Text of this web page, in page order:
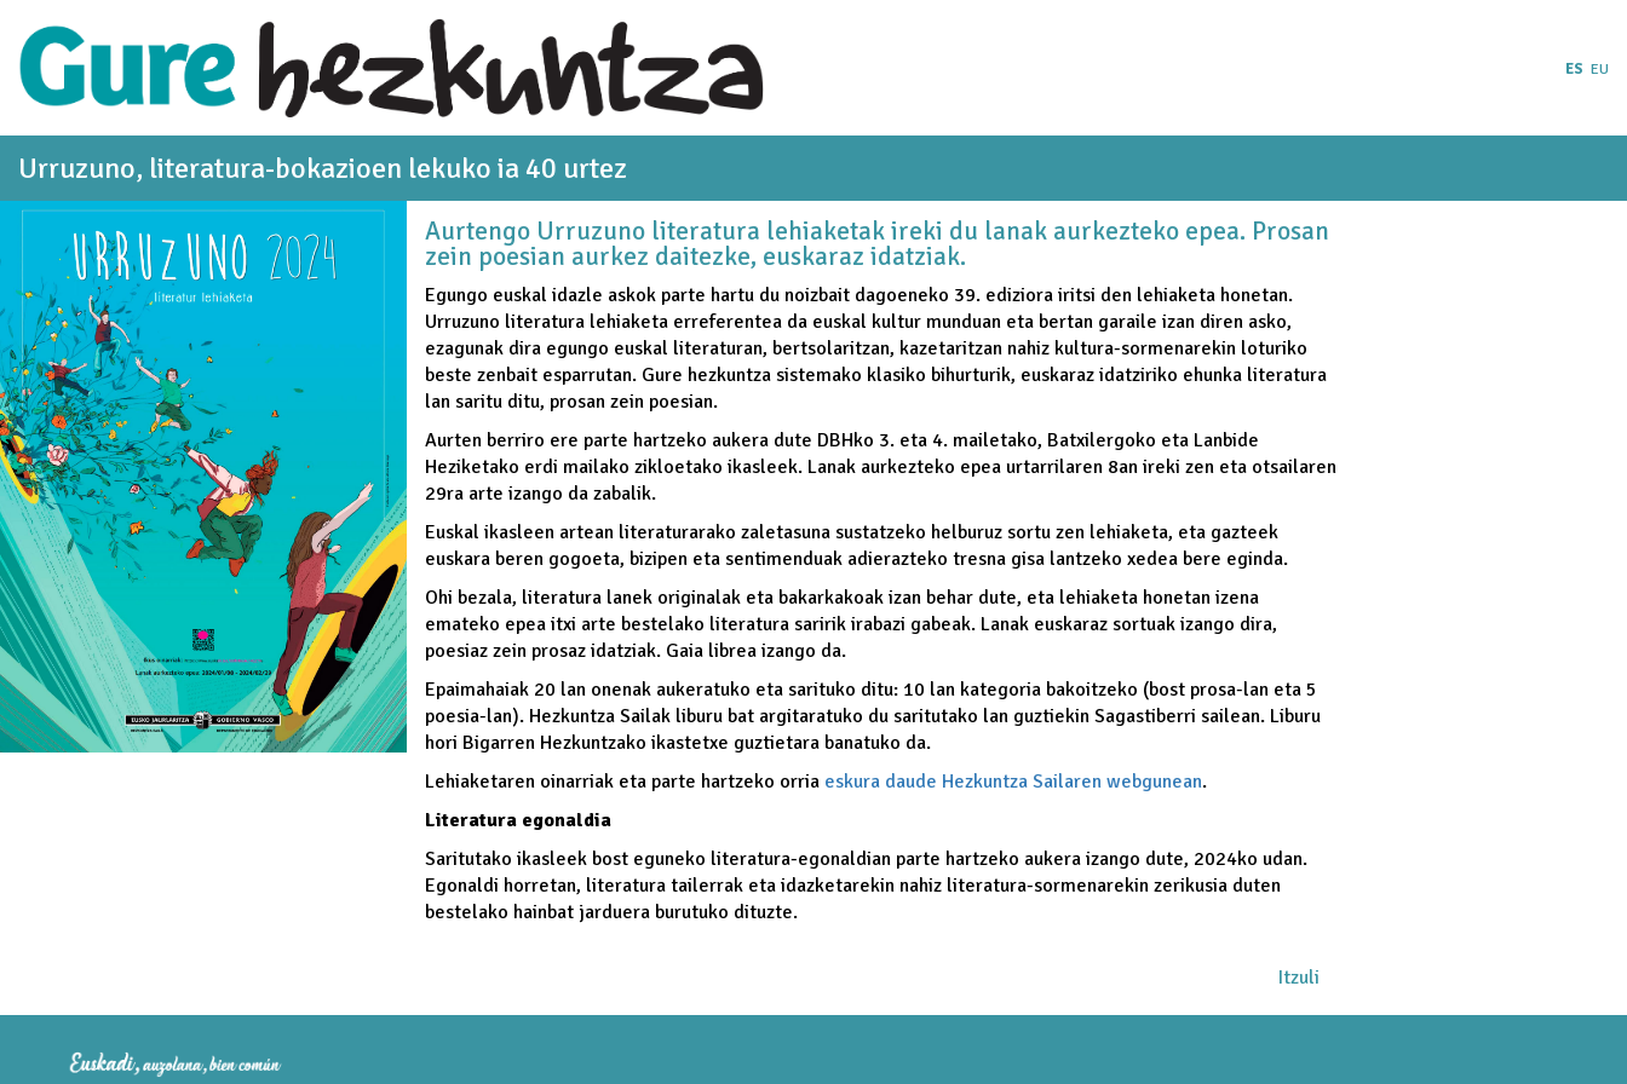
ES EU
Urruzuno, literatura-bokazioen lekuko ia 40 urtez
Aurtengo Urruzuno literatura lehiaketak ireki du lanak aurkezteko epea. Prosan
zein poesian aurkez daitezke, euskaraz idatziak.
Egungo euskal idazle askok parte hartu du noizbait dagoeneko 39. ediziora iritsi den lehiaketa honetan.
Urruzuno literatura lehiaketa erreferentea da euskal kultur munduan eta bertan garaile izan diren asko,
ezagunak dira egungo euskal literaturan, bertsolaritzan, kazetaritzan nahiz kultura-sormenarekin loturiko
beste zenbait esparrutan. Gure hezkuntza sistemako klasiko bihurturik, euskaraz idatziriko ehunka literatura
lan saritu ditu, prosan zein poesian.
Aurten berriro ere parte hartzeko aukera dute DBHko 3. eta 4. mailetako, Batxilergoko eta Lanbide
Heziketako erdi mailako zikloetako ikasleek. Lanak aurkezteko epea urtarrilaren 8an ireki zen eta otsailaren
29ra arte izango da zabalik.
Euskal ikasleen artean literaturarako zaletasuna sustatzeko helburuz sortu zen lehiaketa, eta gazteek
euskara beren gogoeta, bizipen eta sentimenduak adierazteko tresna gisa lantzeko xedea bere eginda.
Ohi bezala, literatura lanek originalak eta bakarkakoak izan behar dute, eta lehiaketa honetan izena
emateko epea itxi arte bestelako literatura saririk irabazi gabeak. Lanak euskaraz sortuak izango dira,
poesiaz zein prosaz idatziak. Gaia librea izango da.
Epaimahaiak 20 lan onenak aukeratuko eta sarituko ditu: 10 lan kategoria bakoitzeko (bost prosa-lan eta 5
poesia-lan). Hezkuntza Sailak liburu bat argitaratuko du saritutako lan guztiekin Sagastiberri sailean. Liburu
hori Bigarren Hezkuntzako ikastetxe guztietara banatuko da.
Lehiaketaren oinarriak eta parte hartzeko orria eskura daude Hezkuntza Sailaren webgunean.
Literatura egonaldia
Saritutako ikasleek bost eguneko literatura-egonaldian parte hartzeko aukera izango dute, 2024ko udan.
Egonaldi horretan, literatura tailerrak eta idazketarekin nahiz literatura-sormenarekin zerikusia duten
bestelako hainbat jarduera burutuko dituzte.
Itzuli